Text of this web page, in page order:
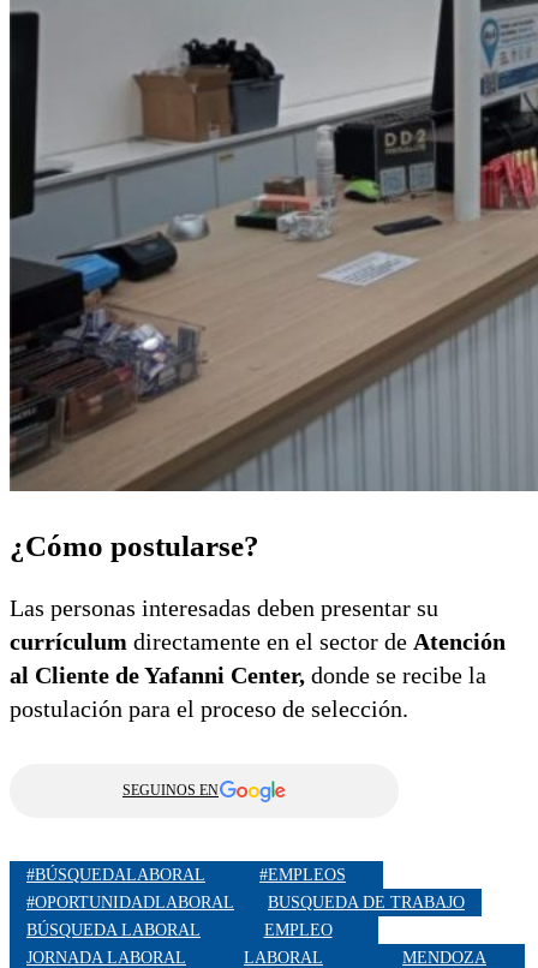
¿Cómo postularse?
Las personas interesadas deben presentar su
currículum directamente en el sector de Atención
al Cliente de Yafanni Center, donde se recibe la
postulación para el proceso de selección.
SEGUINOS EN
#BÚSQUEDALABORAL
#EMPLEOS
#OPORTUNIDADLABORAL
BUSQUEDA DE TRABAJO
BÚSQUEDA LABORAL
EMPLEO
JORNADA LABORAL
LABORAL
MENDOZA